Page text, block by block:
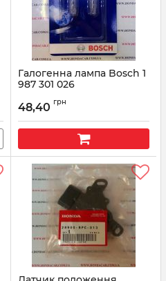
Галогенна лампа Bosch 1
987 301 026
48,40 грн